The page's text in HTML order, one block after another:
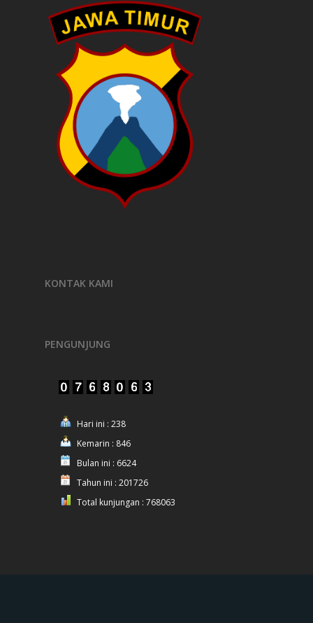
KONTAK KAMI
PENGUNJUNG
Hari ini : 238
Kemarin : 846
Bulan ini : 6624
Tahun ini : 201726
Total kunjungan : 768063